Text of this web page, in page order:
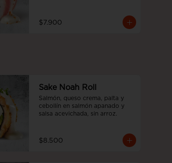
$7.900
Sake Noah Roll
Salmón, queso crema, palta y
cebollín en salmón apanado y
salsa acevichada, sin arroz.
$8.500